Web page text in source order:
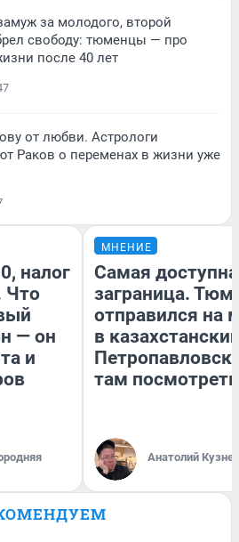
за молодого, второй
свободу: тюменцы — про
после 40 лет
от любви. Астрологи
Раков о переменах в жизни уже
налог
Что
— он
и
МНЕНИЕ
Самая
заграница.
отправился на
в
там посмотреть
Анатолий